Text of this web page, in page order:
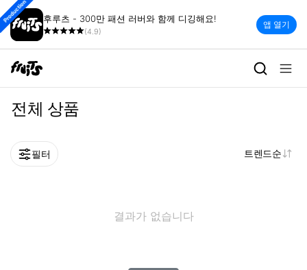
후루츠 - 300만 패션 러버와 함께 디깅해요!
(4.9)
앱 열기
전체 상품
필터 트렌드순
결과가 없습니다
Production